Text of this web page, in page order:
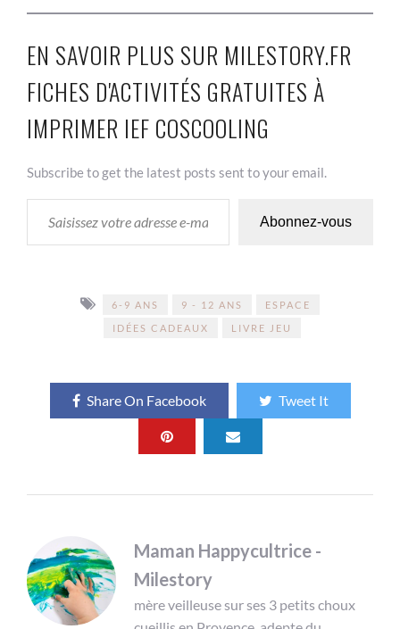
EN SAVOIR PLUS SUR MILESTORY.FR
FICHES D'ACTIVITÉS GRATUITES À
IMPRIMER IEF COSCOOLING
Subscribe to get the latest posts sent to your email.
SAISISSEZ VOTRE ADRESSE E-MAIL…
Abonnez-vous
6-9 ANS 9 - 12 ANS
ESPACE
IDÉES CADEAUX
LIVRE JEU
Share On Facebook Tweet It
Maman Happycultrice -
Milestory
mère veilleuse sur ses 3 petits choux